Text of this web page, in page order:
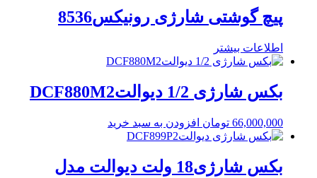
پیچ گوشتی شارژی رونیکس8536
اطلاعات بیشتر
بکس شارژی 1/2 دیوالتDCF880M2
66,000,000 تومان افزودن به سبد خرید
بکس شارژی18 ولت دیوالت مدل